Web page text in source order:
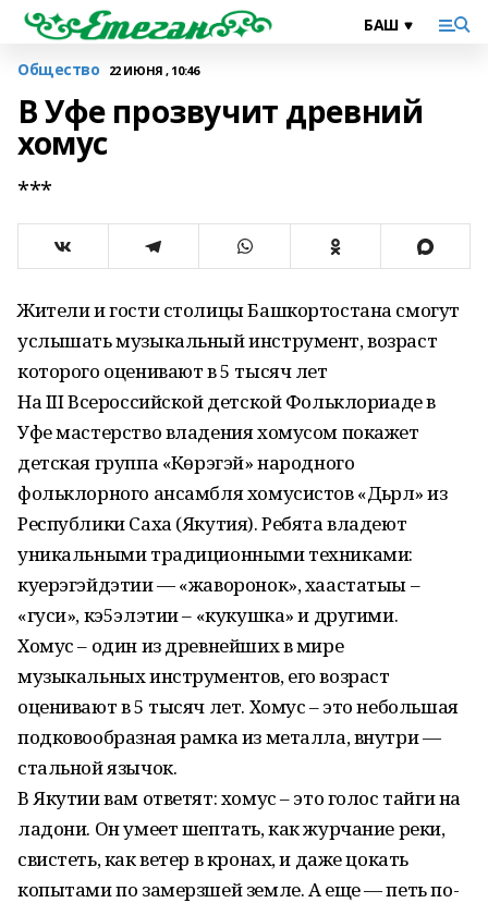
Общество 22 ИЮНЯ , 10:46
В Уфе прозвучит древний
хомус
***
Жители и гости столицы Башкортостана смогут
услышать музыкальный инструмент, возраст
которого оценивают в 5 тысяч лет
На III Всероссийской детской Фольклориаде в
Уфе мастерство владения хомусом покажет
детская группа «Күөрэгэй» народного
фольклорного ансамбля хомусистов «Дьүрүл» из
Республики Саха (Якутия). Ребята владеют
уникальными традиционными техниками:
куерэгэйдэтии — «жаворонок», хаастатыы –
«гуси», кэ5элэтии – «кукушка» и другими.
Хомус – один из древнейших в мире
музыкальных инструментов, его возраст
оценивают в 5 тысяч лет. Хомус – это небольшая
подковообразная рамка из металла, внутри —
стальной язычок.
В Якутии вам ответят: хомус – это голос тайги на
ладони. Он умеет шептать, как журчание реки,
свистеть, как ветер в кронах, и даже цокать
копытами по замерзшей земле. А еще — петь по-